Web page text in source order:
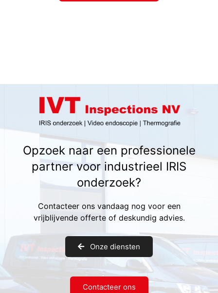
Opzoek naar een professionele
partner voor industrieel IRIS
onderzoek?
Contacteer ons vandaag nog voor een
vrijblijvende offerte of deskundig advies.
Onze diensten
Contacteer ons